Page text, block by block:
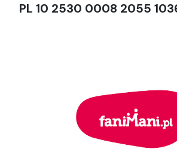
PL 10 2530 0008 2055